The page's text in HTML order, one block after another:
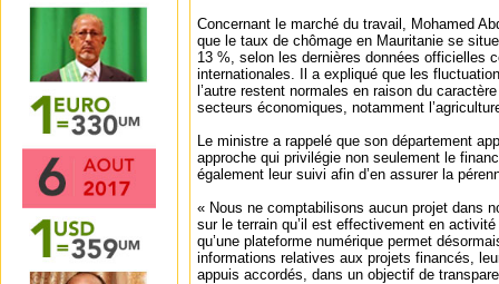
Concernant le marché du travail, Mohamed
que le taux de chômage en Mauritanie se
13 %, selon les dernières données officielles
internationales. Il a expliqué que les
l’autre restent normales en raison du
secteurs économiques, notamment
Le ministre a rappelé que son département
approche qui privilégie non seulement le
également leur suivi afin d’en assurer la
« Nous ne comptabilisons aucun projet dans
sur le terrain qu’il est effectivement en
qu’une plateforme numérique permet
informations relatives aux projets financés,
appuis accordés, dans un objectif de